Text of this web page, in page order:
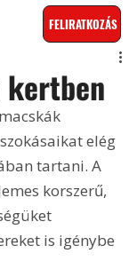
FELIRATKOZÁS
kertben
elég
tartani. A
korszerű,
is igénybe